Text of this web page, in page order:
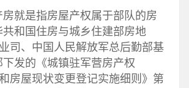
房就是指房屋产权属于部队的房
和国住房与城乡住建部房地
中国人民解放军总后勤部基
发的《城镇驻军营房产权
现状变更登记实施细则》第